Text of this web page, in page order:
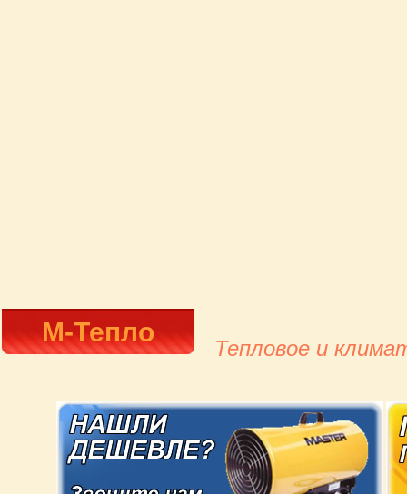
М-Тепло
Тепловое и